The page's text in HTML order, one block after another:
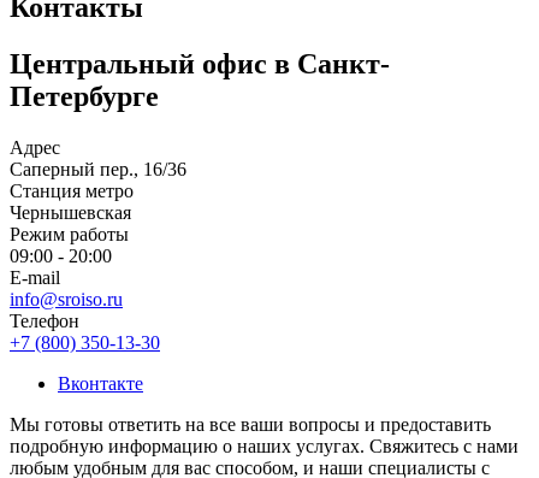
Контакты
Центральный офис в Санкт-
Петербурге
Адрес
Саперный пер., 16/36
Станция метро
Чернышевская
Режим работы
09:00 - 20:00
E-mail
info@sroiso.ru
Телефон
+7 (800) 350-13-30
Вконтакте
Мы готовы ответить на все ваши вопросы и предоставить
подробную информацию о наших услугах. Свяжитесь с нами
любым удобным для вас способом, и наши специалисты с